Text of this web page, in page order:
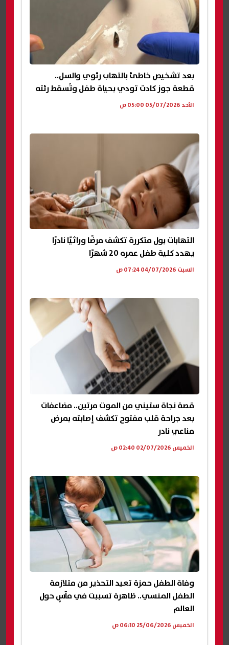
بعد تشخيص خاطئ بالتهاب رئوي والسل..
قطعة جوز كادت تودي بحياة طفل وتُسقط رئته
الأحد 05/07/2026 05:00 ص
التهابات بول متكررة تكشف مرضًا وراثيًا نادرًا
يهدد كلية طفل عمره 20 شهرًا
السبت 04/07/2026 07:24 ص
قصة نجاة ستيني من الموت مرتين.. مضاعفات
بعد جراحة قلب مفتوح تكشف إصابته بمرض
مناعي نادر
الخميس 02/07/2026 02:40 ص
وفاة الطفل حمزة تعيد التحذير من متلازمة
الطفل المنسي.. ظاهرة تسببت في مآسٍ حول
العالم
الخميس 25/06/2026 06:10 ص